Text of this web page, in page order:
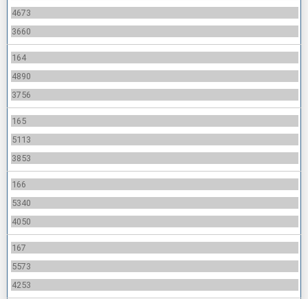
4673
3660
164
4890
3756
165
5113
3853
166
5340
4050
167
5573
4253